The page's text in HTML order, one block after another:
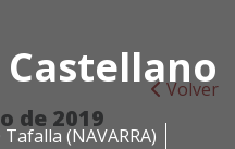
Castellano
(NAVARRA)
Volver
de 2019